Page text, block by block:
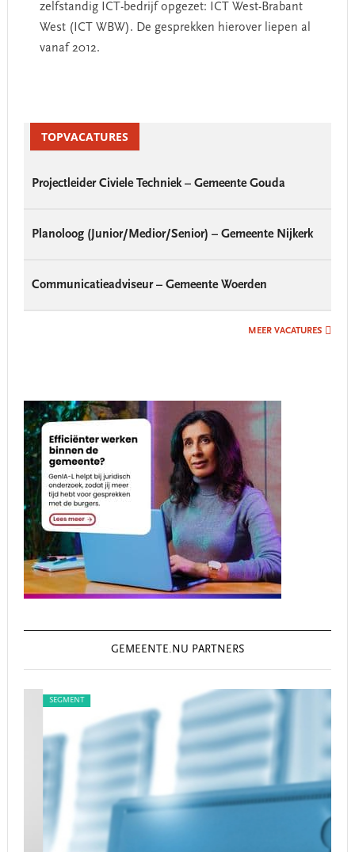
zelfstandig ICT-bedrijf opgezet: ICT West-Brabant
West (ICT WBW). De gesprekken hierover liepen al
vanaf 2012.
SidebarTOPVACATURES
Projectleider Civiele Techniek – Gemeente Gouda
Planoloog (Junior/Medior/Senior) – Gemeente Nijkerk
Communicatieadviseur – Gemeente Woerden
MEER VACATURES
GEMEENTE.NU PARTNERS
SEGMENT